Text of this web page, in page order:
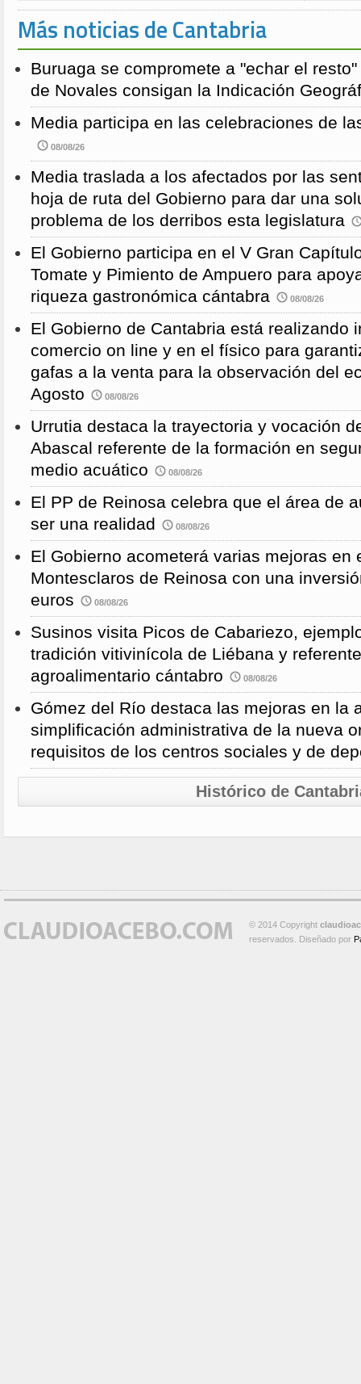
Más noticias de Cantabria
Buruaga se compromete a "echar el
de Novales consigan la Indicación
Media participa en las celebraciones de
08/08/26
Media traslada a los afectados por las
hoja de ruta del Gobierno para dar una
problema de los derribos esta legislatura
El Gobierno participa en el V Gran
Tomate y Pimiento de Ampuero para
riqueza gastronómica cántabra
08/08/26
El Gobierno de Cantabria está realizando
comercio on line y en el físico para
gafas a la venta para la observación del
Agosto
08/08/26
Urrutia destaca la trayectoria y vocación
Abascal referente de la formación en
medio acuático
08/08/26
El PP de Reinosa celebra que el área de
ser una realidad
08/08/26
El Gobierno acometerá varias mejoras en
Montesclaros de Reinosa con una
euros
08/08/26
Susinos visita Picos de Cabariezo,
tradición vitivinícola de Liébana y
agroalimentario cántabro
08/08/26
Gómez del Río destaca las mejoras en la
simplificación administrativa de la nueva
requisitos de los centros sociales y de
Histórico de
© 2014 Copyright
reservados. Diseñado por